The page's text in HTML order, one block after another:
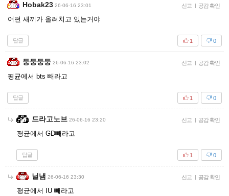
Hobak23 26-06-16 23:01 신고 | 공감 확인
어떤 새끼가 올려치고 있는거야
답글 0
1
둥둥둥둥 26-06-16 23:02 신고 | 공감 확인
평균에서 bts 빼라고
답글 0
1
드라고노브 26-06-16 23:20 신고 | 공감 확인
평균에서 GD빼라고
답글 0
1
닐냄 26-06-16 23:30 신고 | 공감 확인
평균에서 IU 빼라고